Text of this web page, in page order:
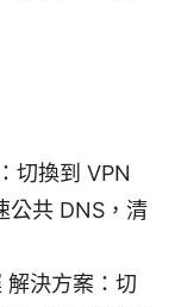
切換到 VPN
公共 DNS，清
解決方案：切